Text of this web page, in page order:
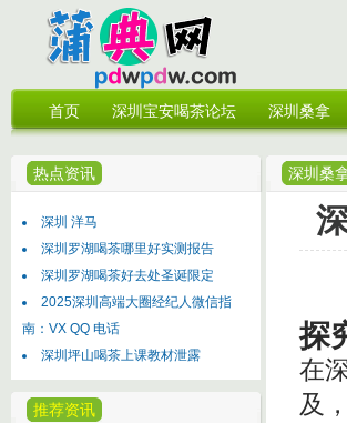
首页 深圳宝安喝茶论坛 深圳桑拿
热点资讯
深圳 洋马
深圳罗湖喝茶哪里好实测报告
深圳罗湖喝茶好去处圣诞限定
2025深圳高端大圈经纪人微信指
南：VX QQ 电话
深圳坪山喝茶上课教材泄露
推荐资讯
深圳桑
探
在
及